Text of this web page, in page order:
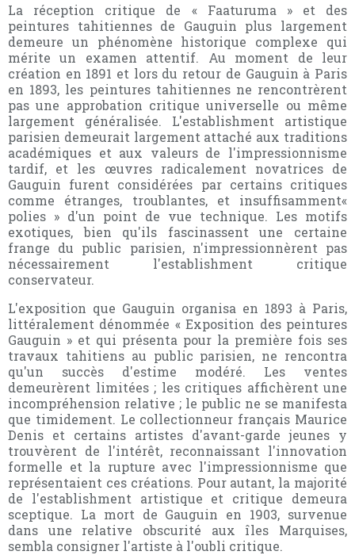
La réception critique de « Faaturuma » et des
peintures tahitiennes de Gauguin plus largement
demeure un phénomène historique complexe qui
mérite un examen attentif. Au moment de leur
création en 1891 et lors du retour de Gauguin à Paris
en 1893, les peintures tahitiennes ne rencontrèrent
pas une approbation critique universelle ou même
largement généralisée. L'establishment artistique
parisien demeurait largement attaché aux traditions
académiques et aux valeurs de l'impressionnisme
tardif, et les œuvres radicalement novatrices de
Gauguin furent considérées par certains critiques
comme étranges, troublantes, et insuffisamment«
polies » d'un point de vue technique. Les motifs
exotiques, bien qu'ils fascinassent une certaine
frange du public parisien, n'impressionnèrent pas
nécessairement l'establishment critique
conservateur.
L'exposition que Gauguin organisa en 1893 à Paris,
littéralement dénommée « Exposition des peintures
Gauguin » et qui présenta pour la première fois ses
travaux tahitiens au public parisien, ne rencontra
qu'un succès d'estime modéré. Les ventes
demeurèrent limitées ; les critiques affichèrent une
incompréhension relative ; le public ne se manifesta
que timidement. Le collectionneur français Maurice
Denis et certains artistes d'avant-garde jeunes y
trouvèrent de l'intérêt, reconnaissant l'innovation
formelle et la rupture avec l'impressionnisme que
représentaient ces créations. Pour autant, la majorité
de l'establishment artistique et critique demeura
sceptique. La mort de Gauguin en 1903, survenue
dans une relative obscurité aux îles Marquises,
sembla consigner l'artiste à l'oubli critique.